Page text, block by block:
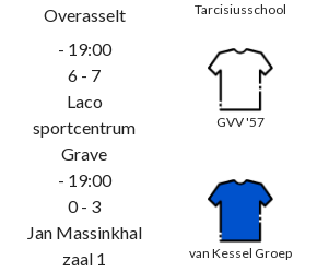
Overasselt
Tarcisiusschool
- 19:00
6 - 7
Laco
sportcentrum
Grave
GVV '57
- 19:00
0 - 3
Jan Massinkhal
zaal 1
van Kessel Groep